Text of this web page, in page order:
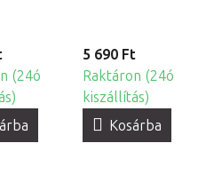
(24ó
5 690 Ft
Raktáron (24ó
kiszállítás)
Kosárba